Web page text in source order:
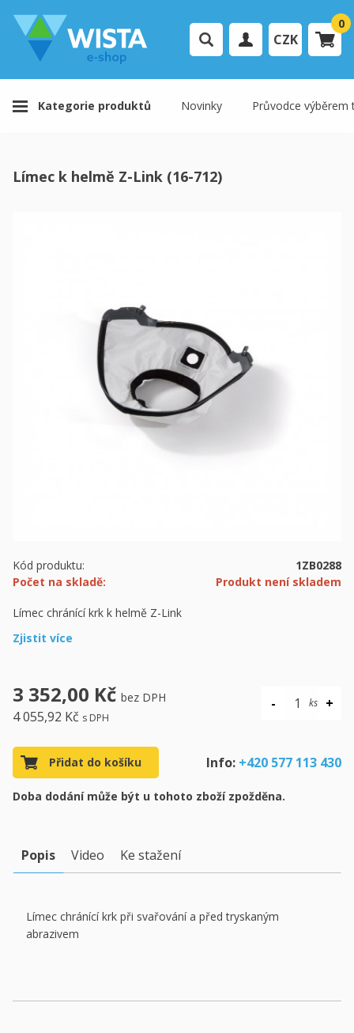
Registrace uživatele
CZK
0
K pokladně
Kategorie produktů Novinky Průvodce výběrem
Límec k helmě Z-Link (16-712)
Kód produktu:
1ZB0288
Počet na skladě:
Produkt není skladem
Límec chránící krk k helmě Z-Link
Zjistit více
3 352,00 Kč bez DPH
4 055,92 Kč s DPH
Přidat do košíku Info: +420 577 113 430
Doba dodání může být u tohoto zboží zpožděna.
Popis Video Ke stažení
Límec chránící krk při svařování a před tryskaným
abrazivem